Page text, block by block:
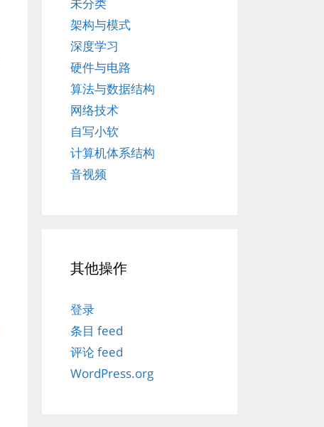
未分类
架构与模式
深度学习
硬件与电路
算法与数据结构
网络技术
自写小软
计算机体系结构
音视频
其他操作
登录
条目 feed
评论 feed
WordPress.org